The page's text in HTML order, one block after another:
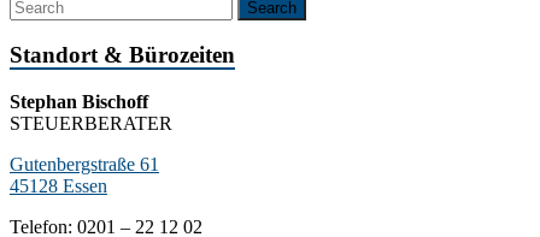
Standort & Bürozeiten
Stephan Bischoff
STEUERBERATER
Gutenbergstraße 61
45128 Essen
Telefon: 0201 – 22 12 02